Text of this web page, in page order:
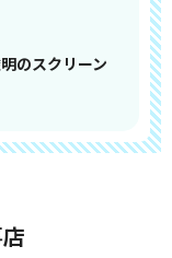
のスクリーン